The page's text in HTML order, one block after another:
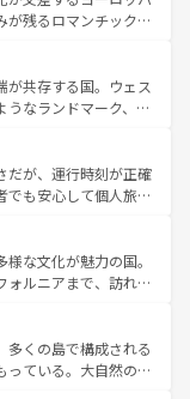
魅了する。 なお、新着のスペイン情報はコ
食の国としても知ら
ス、プロヴァンスの
楽しみ方が可能だ。さ
れており、どの街角に
異なる文化を体験で
ンス情報はコンテンツ一覧
が残るロマンチック街
きることがない。ベ
のアルプスの絶景、そ
た風景は必見。ビール
お、新着の
してほしい。
が共存する国。ウェス
うなランドマーク、歴
優雅なアフタヌーン
英国パブ、サッカー観
も豊富。イギリスを旅
だが、運行時刻が正確
でも安心して個人旅行
らではのユニークな
く町歩きも満喫する
め物価も高いが、旅行
る。 なお、新
を参照してほしい。
な文化が魅力の国。
ォルニアまで、訪れる
ング、エンターテイ
トだ。一方、アメリカ
キャニオンやイエロー
多くの島で構成される
っている。大自然の神